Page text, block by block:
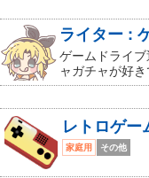
ライター :
ゲームドライ
ャガチャが好き
レトロゲー
家庭用 その他